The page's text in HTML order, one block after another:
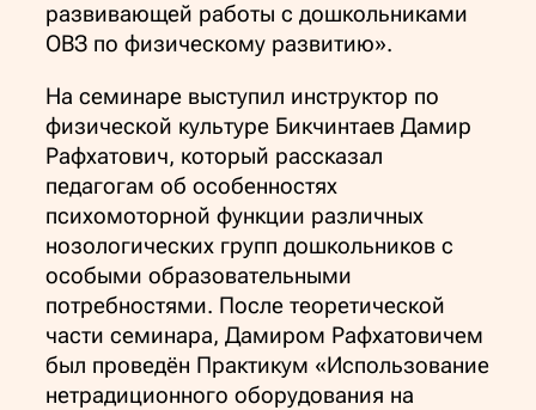
развивающей работы с дошкольниками
ОВЗ по физическому развитию».
На семинаре выступил инструктор по
физической культуре Бикчинтаев Дамир
Рафхатович, который рассказал
педагогам об особенностях
психомоторной функции различных
нозологических групп дошкольников с
особыми образовательными
потребностями. После теоретической
части семинара, Дамиром Рафхатовичем
был проведён Практикум «Использование
нетрадиционного оборудования на